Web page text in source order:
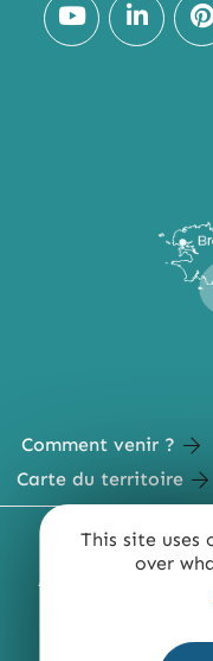
This site uses
over
Comment venir ?
Carte du territoire
MENTIONS
ACCESSIBILITÉ :